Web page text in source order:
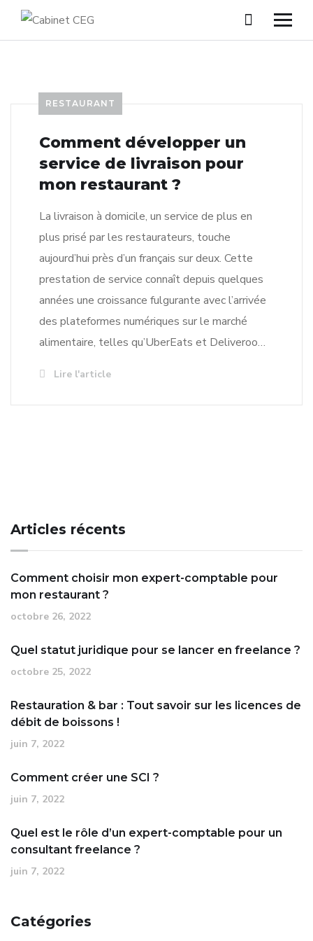
RESTAURANT
Comment développer un
service de livraison pour
mon restaurant ?
La livraison à domicile, un service de plus en
plus prisé par les restaurateurs, touche
aujourd’hui près d’un français sur deux. Cette
prestation de service connaît depuis quelques
années une croissance fulgurante avec l’arrivée
des plateformes numériques sur le marché
alimentaire, telles qu’UberEats et Deliveroo…
Lire l'article
Articles récents
Comment choisir mon expert-comptable pour
mon restaurant ?
octobre 26, 2022
Quel statut juridique pour se lancer en freelance ?
octobre 25, 2022
Restauration & bar : Tout savoir sur les licences de
débit de boissons !
juin 7, 2022
Comment créer une SCI ?
juin 7, 2022
Quel est le rôle d’un expert-comptable pour un
consultant freelance ?
juin 7, 2022
Catégories